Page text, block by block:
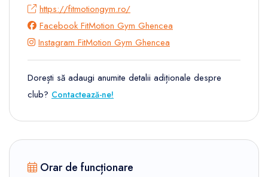
https://fitmotiongym.ro/
Facebook FitMotion Gym Ghencea
Instagram FitMotion Gym Ghencea
Dorești să adaugi anumite detalii adiționale despre
club? Contactează-ne!
Orar de funcționare